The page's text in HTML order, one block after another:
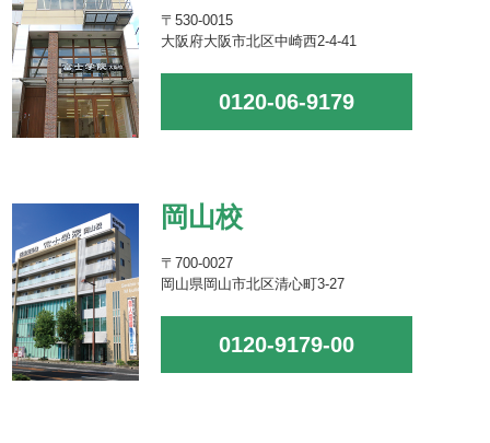
〒530-0015
大阪府大阪市北区中崎西2-4-41
0120-06-9179
岡山校
〒700-0027
岡山県岡山市北区清心町3-27
0120-9179-00